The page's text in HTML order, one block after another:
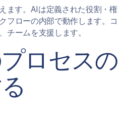
ます。AIは定義された役割・権
フローの内部で動作します。コ
チームを支援します。
ロセスの